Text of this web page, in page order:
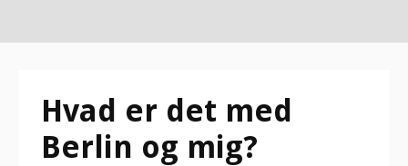
Hvad er det med
Berlin og mig?